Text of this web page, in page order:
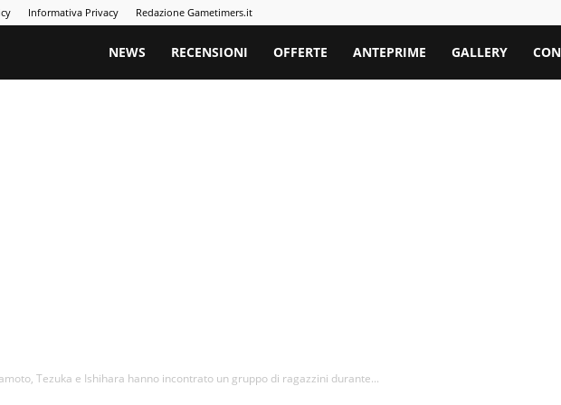
Informativa Privacy Redazione Gametimers.it
Gametimers
NEWS RECENSIONI OFFERTE ANTEPRIME GALLERY
Tezuka e Ishihara hanno incontrato un gruppo di ragazzini durante...